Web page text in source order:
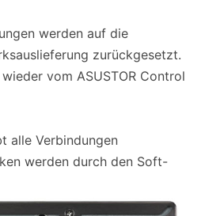
werden auf die
zurückgesetzt.
vom ASUSTOR Control
alle Verbindungen
werden durch den Soft-